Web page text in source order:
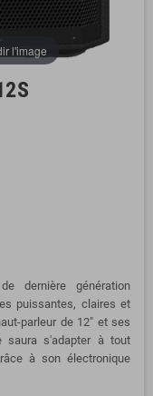
l'image
dernière génération
puissantes, claires et
parleur de 12" et ses
saura s'adapter à tout
à son électronique